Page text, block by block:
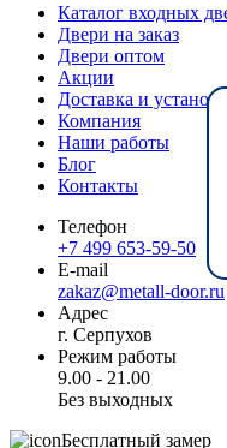
Каталог входных
Двери на заказ
Двери оптом
Акции
Доставка и установка
Компания
Наши работы
Блог
Контакты
Телефон
+7 499 653-59-50
E-mail
zakaz@metall-door.ru
Адрес
г. Серпухов
Режим работы
9.00 - 21.00
Без выходных
Бесплатный замер